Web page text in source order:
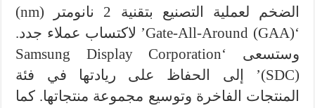
الضخم لعملية التصنيع بتقنية 2 نانومتر (nm)
‘Gate-All-Around (GAA)’ لاكتساب عملاء جدد.
وستسعى ‘Samsung Display Corporation
(SDC)’ إلى الحفاظ على ريادتها في فئة
المنتجات الفاخرة وتوسيع مجموعة منتجاتها. كما